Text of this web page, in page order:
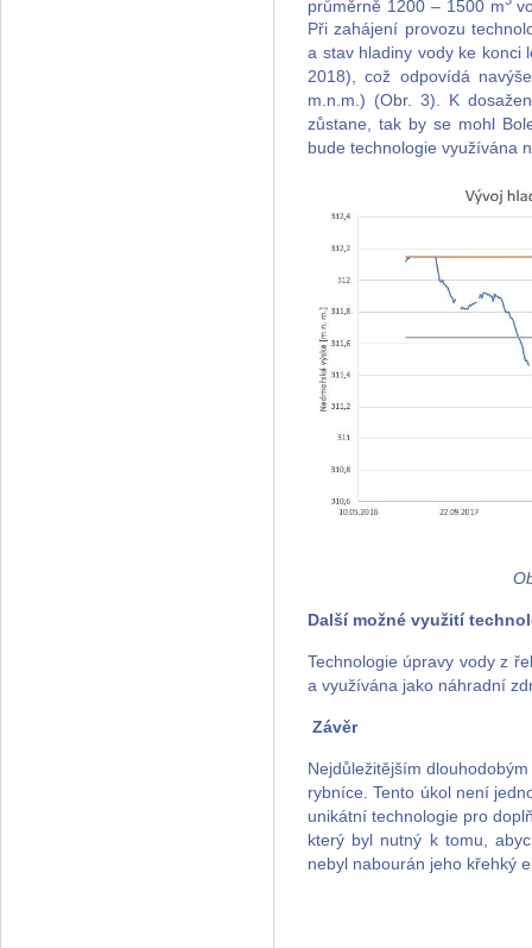
průměrně 1200 – 1500 m
Při zahájení provozu
a stav hladiny vody ke konci
2018), což odpovídá
m.n.m.) (Obr. 3). K
zůstane, tak by se mohl
bude technologie využívána
Další možné využití
Technologie úpravy vody z
a využívána jako náhradní
Závěr
Nejdůležitějším
rybníce. Tento úkol není
unikátní technologie pro
který byl nutný k tomu,
nebyl nabourán jeho křehký